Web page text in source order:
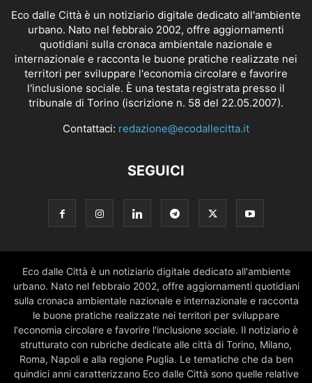
Eco dalle Città è un notiziario digitale dedicato all'ambiente
urbano. Nato nel febbraio 2002, offre aggiornamenti
quotidiani sulla cronaca ambientale nazionale e
internazionale e racconta le buone pratiche realizzate nei
territori per sviluppare l'economia circolare e favorire
l'inclusione sociale. È una testata registrata presso il
tribunale di Torino (iscrizione n. 58 del 22.05.2007).
Contattaci: redazione@ecodallecitta.it
SEGUICI
Eco dalle Città è un notiziario digitale dedicato all'ambiente
urbano. Nato nel febbraio 2002, offre aggiornamenti quotidiani
sulla cronaca ambientale nazionale e internazionale e racconta
le buone pratiche realizzate nei territori per sviluppare
l'economia circolare e favorire l'inclusione sociale. Il notiziario è
strutturato con rubriche dedicate alle città di Torino, Milano,
Roma, Napoli e alla regione Puglia. Le tematiche che da ben
quindici anni caratterizzano Eco dalle Città sono quelle relative